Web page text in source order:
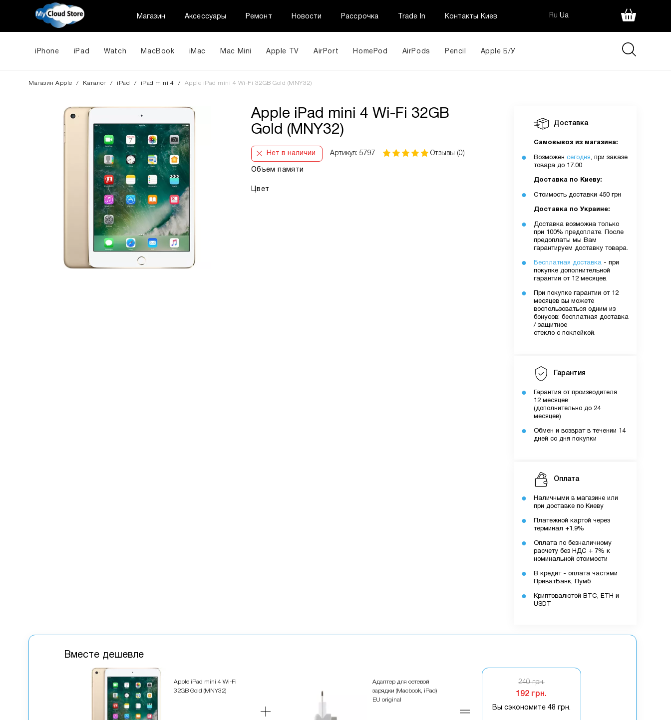
Магазин Аксессуары Ремонт Новости Рассрочка Trade In Контакты Киев Ru Ua
iPhone iPad Watch MacBook iMac Mac Mini Apple TV AirPort HomePod AirPods Pencil Apple Б/У
Магазин Apple / Каталог / iPad / iPad mini 4 / Apple iPad mini 4 Wi-Fi 32GB Gold (MNY32)
Apple iPad mini 4 Wi-Fi 32GB
Gold (MNY32)
Нет в наличии Артикул: 5797 Отзывы (0)
Объем памяти
Цвет
Доставка
Самовывоз из магазина:
Возможен сегодня, при заказе
товара до 17.00
Доставка по Киеву:
Стоимость доставки 450 грн
Доставка по Украине:
Доставка возможна только
при 100% предоплате. После
предоплаты мы Вам
гарантируем доставку товара.
Бесплатная доставка - при
покупке дополнительной
гарантии от 12 месяцев.
При покупке гарантии от 12
месяцев вы можете
воспользоваться одним из
бонусов: бесплатная доставка
/ защитное
стекло с поклейкой.
Гарантия
Гарантия от производителя
12 месяцев
(дополнительно до 24
месяцев)
Обмен и возврат в течении 14
дней со дня покупки
Оплата
Наличными в магазине или
при доставке по Киеву
Платежной картой через
терминал +1.9%
Оплата по безналичному
расчету без НДС + 7% к
номинальной стоимости
В кредит - оплата частями
ПриватБанк, Пумб
Криптовалютой BTC, ETH и
USDT
Вместе дешевле
Apple iPad mini 4 Wi-Fi
32GB Gold (MNY32)
Адаптер для сетевой
зарядки (Macbook, iPad)
EU original
240 грн.
192 грн.
Вы сэкономите 48 грн.